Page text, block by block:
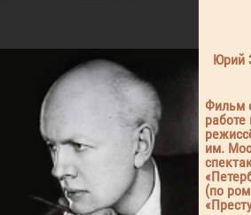
Юрий
Фильм
работе
им.
(по